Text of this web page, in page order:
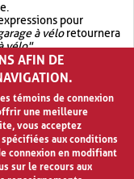
pour
à véloretournera
vélo".
OR.garage OR vélo
garage à vélo
AFIN DE
témoins de connexion
une meilleure
vous acceptez
aux conditions
connexion en modifiant
sur le recours aux